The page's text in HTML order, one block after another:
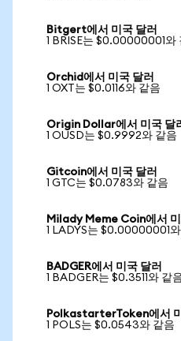
Bitgert에서 미국 달러
1 BRISE는 $0.00000001와
Orchid에서 미국 달러
1 OXT는 $0.0116와 같음
Origin Dollar에서 미국 달
1 OUSD는 $0.9992와 같음
Gitcoin에서 미국 달러
1 GTC는 $0.0783와 같음
Milady Meme Coin에서 미
1 LADYS는 $0.00000001
BADGER에서 미국 달러
1 BADGER는 $0.3511와 같
PolkastarterToken에서
1 POLS는 $0.0543와 같음